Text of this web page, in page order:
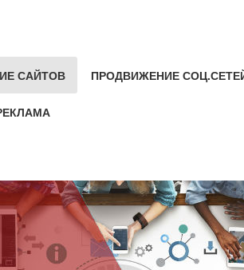
САЙТОВ ПРОДВИЖЕНИЕ